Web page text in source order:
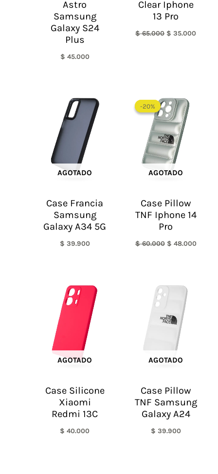
Astro
Samsung
Galaxy S24
Plus
$ 45.000
Clear Iphone
13 Pro
$65.000 $ 35.000
AGOTADO
Case Francia
Samsung
Galaxy A34 5G
$ 39.900
-20%
AGOTADO
-20%
Case Pillow
TNF Iphone 14
Pro
$60.000
precio
original
era:
$ 60.000.
$ 48.000
AGOTADO
Case Silicone
Xiaomi
Redmi 13C
$ 40.000
AGOTADO
Case Pillow
TNF Samsung
Galaxy A24
$ 39.900